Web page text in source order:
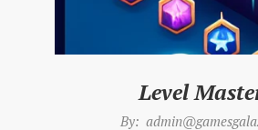
Level
By: